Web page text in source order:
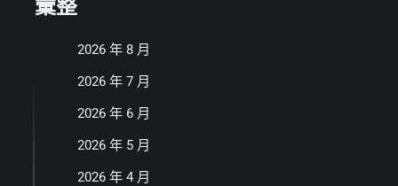
彙整
2026 年 8 月
2026 年 7 月
2026 年 6 月
2026 年 5 月
2026 年 4 月